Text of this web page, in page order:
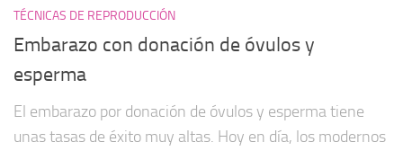
TÉCNICAS DE REPRODUCCIÓN
Embarazo con donación de óvulos y
esperma
El embarazo por donación de óvulos y esperma tiene
unas tasas de éxito muy altas. Hoy en día, los modernos